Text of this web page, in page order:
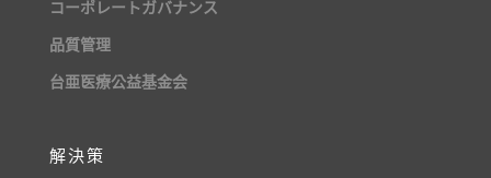
コーポレートガバナンス
品質管理
台亜医療公益基金会
解決策